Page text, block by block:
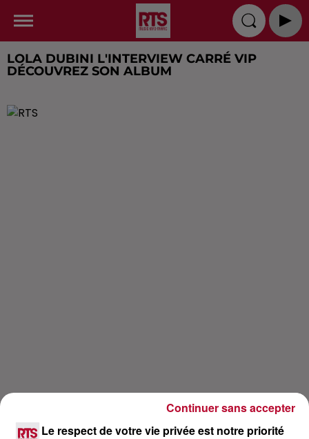
LOLA DUBINI L'INTERVIEW CARRÉ VIP
DÉCOUVREZ SON ALBUM
Le respect de votre vie privée est notre priorité
Continuer sans accepter